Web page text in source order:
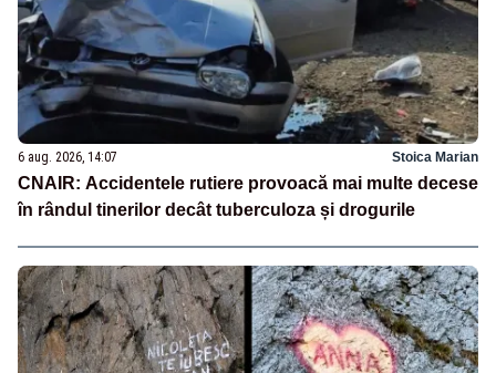
6 aug. 2026, 14:07 Stoica Marian
CNAIR: Accidentele rutiere provoacă mai multe decese
în rândul tinerilor decât tuberculoza și drogurile